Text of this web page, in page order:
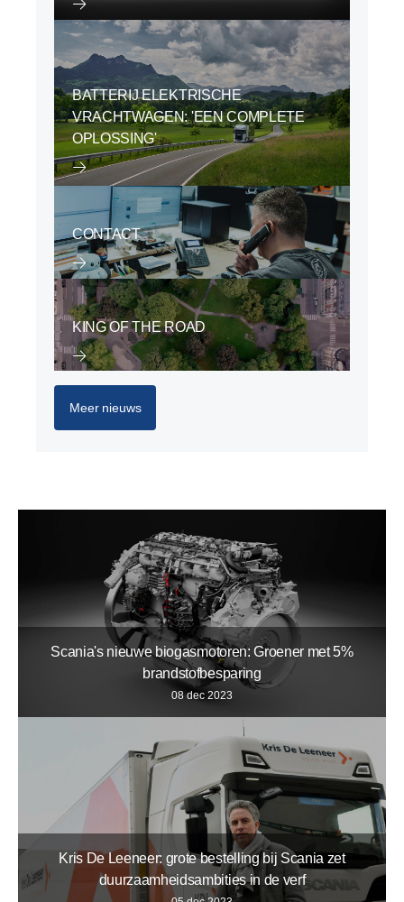
BATTERIJ ELEKTRISCHE
VRACHTWAGEN: 'EEN COMPLETE
OPLOSSING'
CONTACT
KING OF THE ROAD
Meer nieuws
Scania's nieuwe biogasmotoren: Groener met 5%
brandstofbesparing
08 dec 2023
Kris De Leeneer: grote bestelling bij Scania zet
duurzaamheidsambities in de verf